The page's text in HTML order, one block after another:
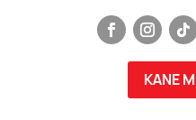
ΚΑΝΕ